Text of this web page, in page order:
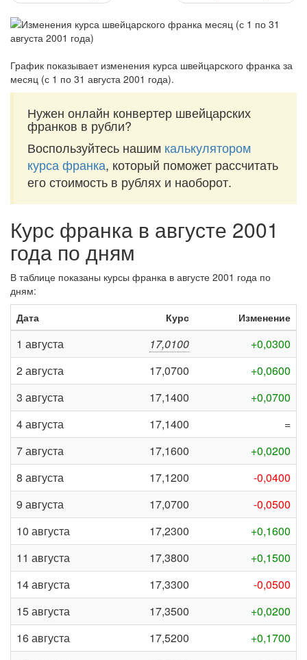
График показывает изменения курса швейцарского франка за
месяц (с 1 по 31 августа 2001 года).
Нужен онлайн конвертер швейцарских
франков в рубли?
Воспользуйтесь нашим калькулятором
курса франка, который поможет рассчитать
его стоимость в рублях и наоборот.
Курс франка в августе 2001
года по дням
В таблице показаны курсы франка в августе 2001 года по
дням:
Дата
Курс Изменение
1 августа 17,0100
+0,0300
2 августа
17,0700
+0,0600
3 августа
17,1400
+0,0700
4 августа
17,1400
=
7 августа
17,1600
+0,0200
8 августа
17,1200
-0,0400
9 августа
17,0700
-0,0500
10 августа
17,2300
+0,1600
11 августа
17,3800
+0,1500
14 августа
17,3300
-0,0500
15 августа
17,3500
+0,0200
16 августа
17,5200
+0,1700